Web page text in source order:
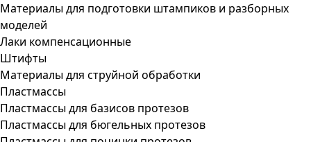
Материалы для подготовки штампиков и разборных
моделей
Лаки компенсационные
Штифты
Материалы для струйной обработки
Пластмассы
Пластмассы для базисов протезов
Пластмассы для бюгельных протезов